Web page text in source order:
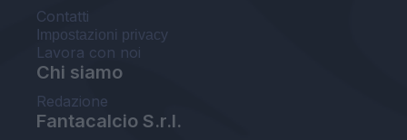
Contatti
Impostazioni privacy
Lavora con noi
Chi siamo
Redazione
Fantacalcio S.r.l.